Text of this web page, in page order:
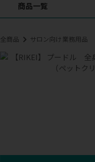
商品一覧
全商品 サロン向け業務用品